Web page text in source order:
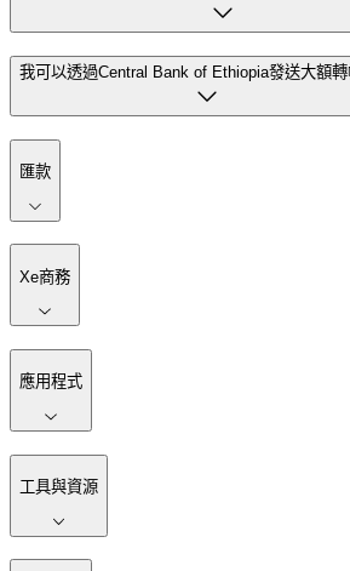
我可以透過Central Bank of Ethiopia發送大額轉
匯款
Xe商務
應用程式
工具與資源